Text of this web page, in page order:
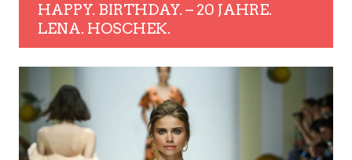
HAPPY. BIRTHDAY. – 20 JAHRE.
LENA. HOSCHEK.